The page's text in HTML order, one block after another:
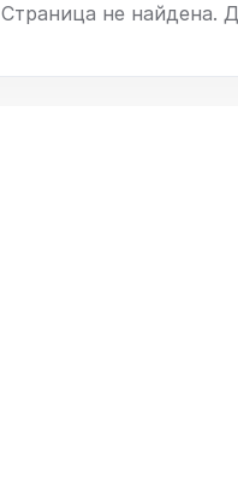
Страница не найдена.